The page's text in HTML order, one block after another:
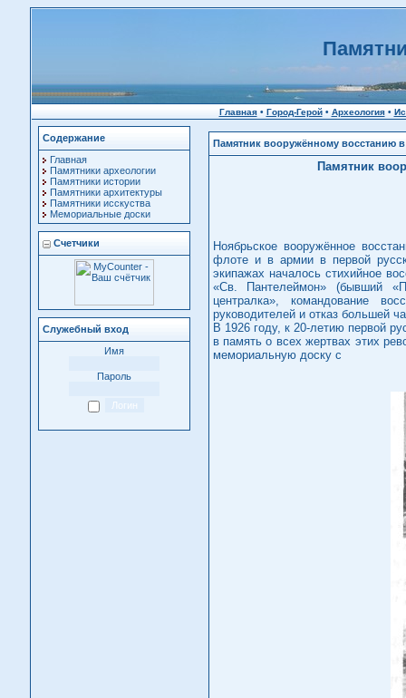
Главная• Город-Герой• Археология•
Содержание
Главная
Памятники археологии
Памятники истории
Памятники архитектуры
Памятники исскуства
Мемориальные доски
Счетчики
Служебный вход
Имя
Пароль
Памятник вооружённому восстанию
Памятник
Ноябрьское вооружённое
флоте и в армии в первой
экипажах началось стихийное
«Св. Пантелеймон» (бывший
централка», командование
руководителей и отказ большей
В 1926 году, к 20-летию первой
в память о всех жертвах этих
мемориальную доску с